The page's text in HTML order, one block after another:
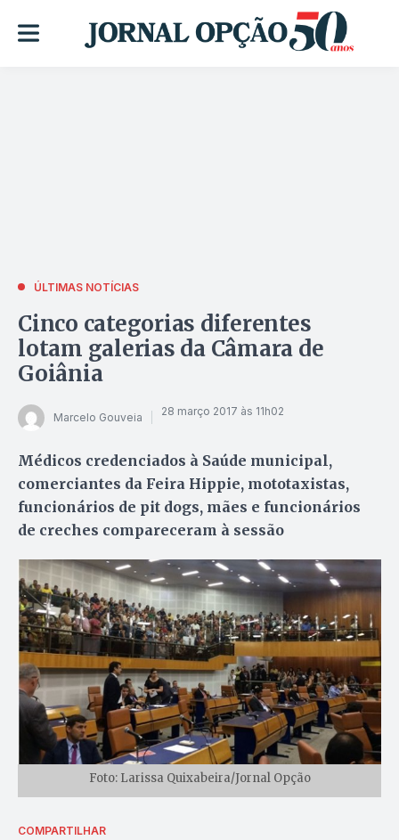
ÚLTIMAS NOTÍCIAS
Cinco categorias diferentes
lotam galerias da Câmara de
Goiânia
Marcelo Gouveia 28 março 2017 às 11h02
Médicos credenciados à Saúde municipal,
comerciantes da Feira Hippie, mototaxistas,
funcionários de pit dogs, mães e funcionários
de creches compareceram à sessão
Foto: Larissa Quixabeira/Jornal Opção
COMPARTILHAR